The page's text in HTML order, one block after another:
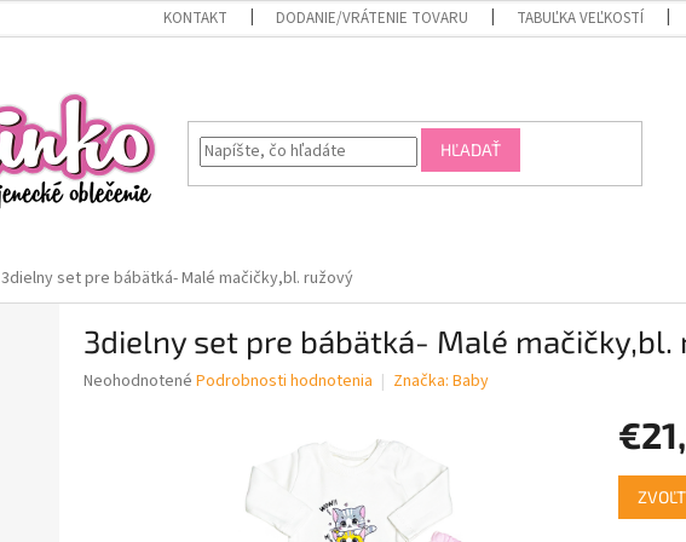
KONTAKT DODANIE/VRÁTENIE TOVARU TABUĽKA VEĽKOSTÍ
HĽADAŤ
3dielny set pre bábätká- Malé mačičky,bl. ružový
3dielny set pre bábätká- Malé mačičky,bl.
Priemerné
Neohodnotené Podrobnosti hodnotenia Značka: Baby
cena: